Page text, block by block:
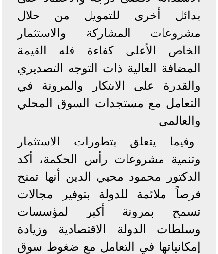
بدائل أخرى للتمويل من خلال
مشروعات المشاركة والاستثمار
الخاص الأعلى كفاءة فله القيمة
المضافة العالية ذات التوجه التصديري
والقدرة على الابتكار والمرونة في
التعامل مع مستجدات السوق المحلي
والعالمي
وفيما يتعلق بتطورات الاستثمار
وتنمية مشروعات رأس الحكمة، أكد
الدكتور محمود محيي الدين أنها تمنح
فرصاً ملائمة للدولة بتوفير مجالات
تسمح بمرونة أكبر لمؤسسات
وسلطات الدولة الاقتصادية وزيادة
إمكانياتها في التعامل مع ضغوط سوق